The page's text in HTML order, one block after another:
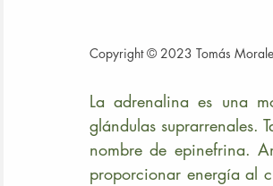
Copyright © 2023 Tomás
La adrenalina es una
glándulas suprarrenales.
nombre de epinefrina.
proporcionar energía al